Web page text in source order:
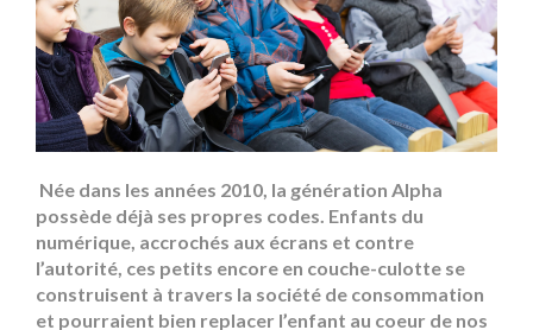
Née dans les années 2010, la génération Alpha
possède déjà ses propres codes. Enfants du
numérique, accrochés aux écrans et contre
l’autorité, ces petits encore en couche-culotte se
construisent à travers la société de consommation
et pourraient bien replacer l’enfant au coeur de nos